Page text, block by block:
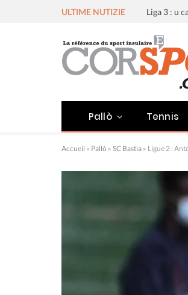
ULTIME NUTIZIE
Pallò Tennis
Accueil » Pallò » SC Bastia » Ligue 2 :